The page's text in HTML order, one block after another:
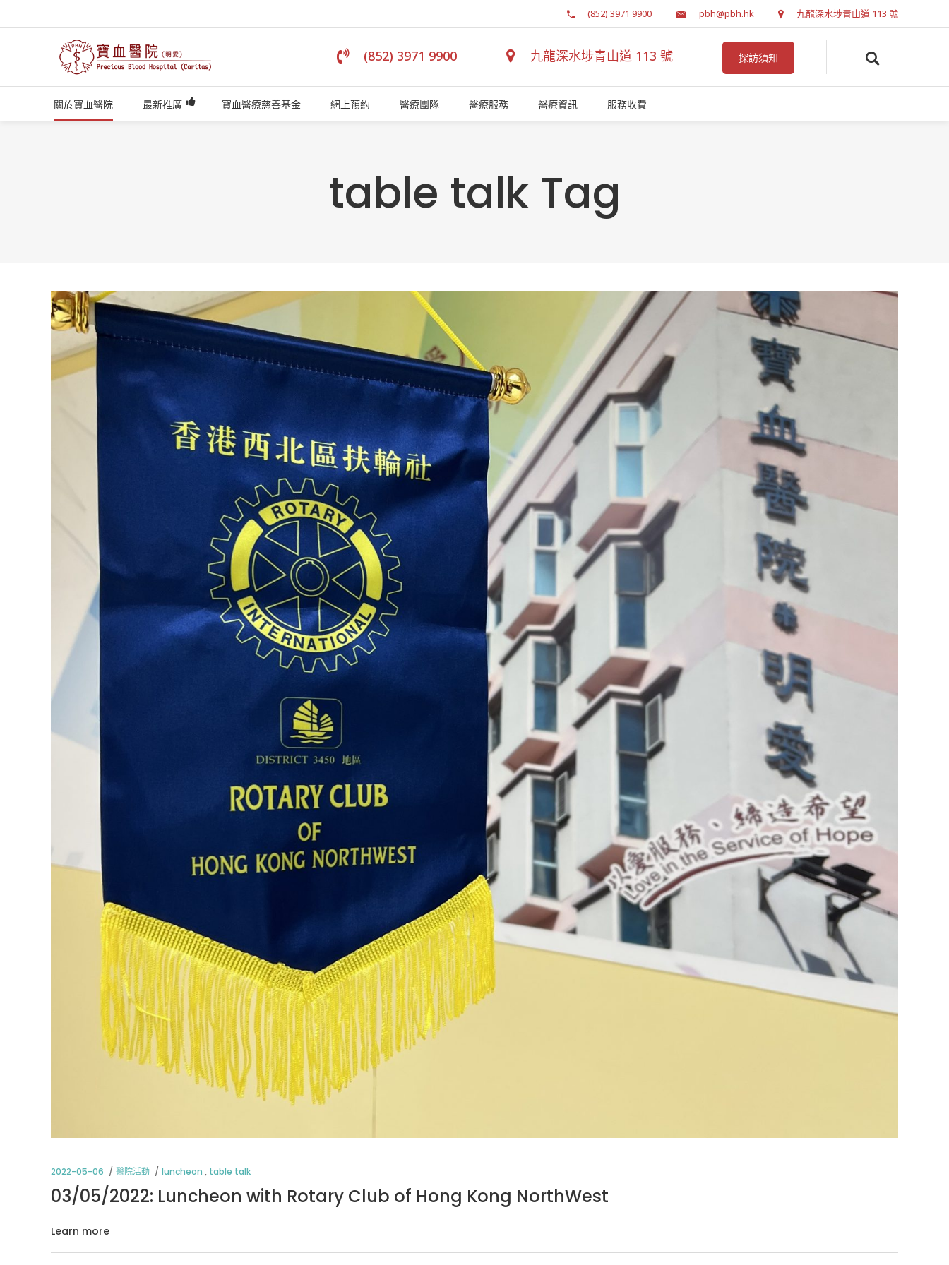
(852) 3971 9900 pbh@pbh.hk 九龍深水埗青山道 113 號
(852) 3971 9900 九龍深水埗青山道 113 號 探訪須知
關於寶血醫院 最新推廣 寶血醫療慈善基金 網上預約 醫療團隊 醫療服務 醫療資訊 服務收費
table talk Tag
2022-05-06 醫院活動 luncheon , table talk
03/05/2022: Luncheon with Rotary Club of Hong Kong NorthWest
Learn more